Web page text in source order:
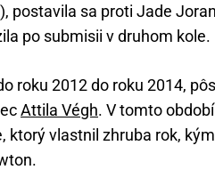
postavila sa proti Jade
po submisii v druhom kole.
roku 2012 do roku 2014,
Attila Végh. V tomto
ktorý vlastnil zhruba rok,